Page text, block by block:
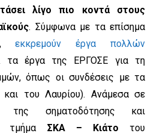
λίγο πιο κοντά στους
. Σύμφωνα με τα επίσημα
εκκρεμούν έργα πολλών
τα έργα της ΕΡΓΟΣΕ για τη
όπως οι συνδέσεις με τα
του Λαυρίου). Ανάμεσα σε
σηματοδότησης και
τμήμα ΣΚΑ – Κιάτο του